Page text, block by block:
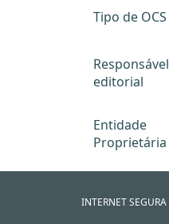
Tipo de OCS
Responsável
editorial
Entidade
Proprietária
INTERNET SEGURA